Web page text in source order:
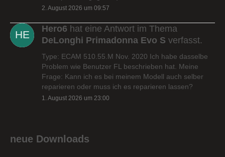
2. August 2026 um 09:57
Hero6 hat eine Antwort im Thema
DeLonghi Primadonna Evo S verfasst.
Type: ECAM 510.55.M Nov. 2020 Ich habe dasselbe
Problem wie Benutzer FL beschrieben hat. Meine
Frage: Kann ich es bei meinem Modell auch selber
reparieren oder muss ich es reparieren lassen?
1. August 2026 um 23:00
neue Downloads